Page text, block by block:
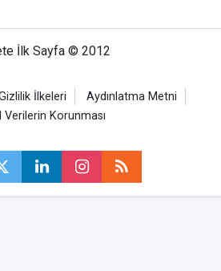
İlk Sayfa © 2012
İlkeleri
Aydınlatma Metni
Verilerin Korunması